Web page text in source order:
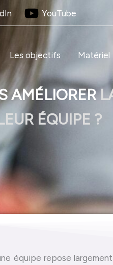
YouTube
Les objectifs Matériel
AMÉLIORER
ÉQUIPE ?
équipe repose